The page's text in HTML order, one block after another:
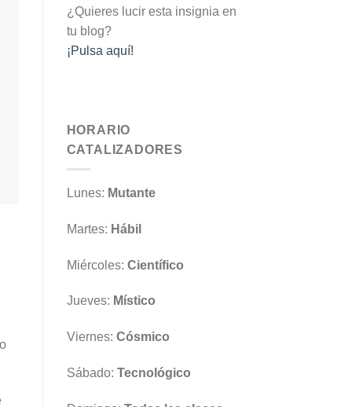
¿Quieres lucir esta insignia en
tu blog?
¡Pulsa aquí!
HORARIO
CATALIZADORES
Lunes: Mutante
Martes: Hábil
Miércoles: Científico
Jueves: Místico
Viernes: Cósmico
Sábado: Tecnológico